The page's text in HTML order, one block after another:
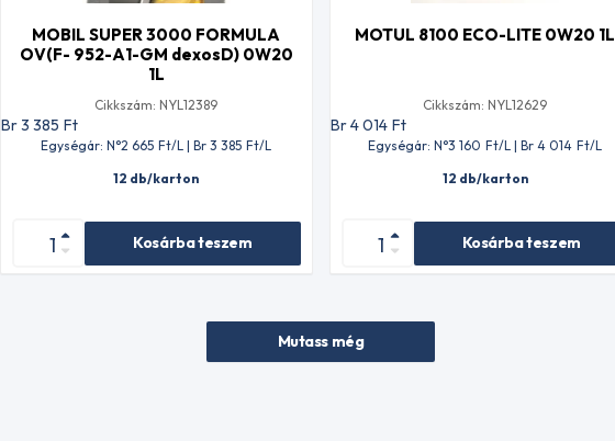
MOBIL SUPER 3000 FORMULA
OV(F- 952-A1-GM dexosD) 0W20
1L
Cikkszám: NYL12389
Br 3 385 Ft
Egységár: N°2 665 Ft/L | Br 3 385 Ft/L
12 db/karton
Kosárba teszem
MOTUL 8100 ECO-LITE 0W20 1L
Cikkszám: NYL12629
Br 4 014 Ft
Egységár: N°3 160 Ft/L | Br 4 014 Ft/L
12 db/karton
Kosárba teszem
Mutass még